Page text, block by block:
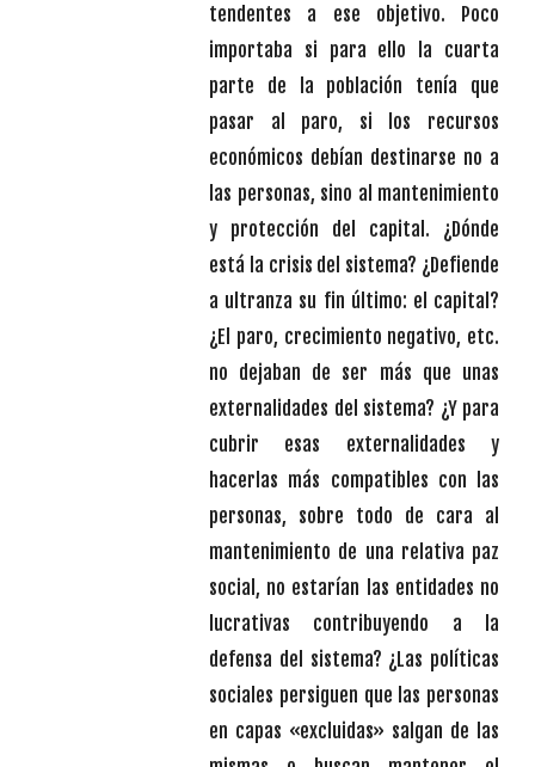
tendentes a ese objetivo. Poco
importaba si para ello la cuarta
parte de la población tenía que
pasar al paro, si los recursos
económicos debían destinarse no a
las personas, sino al mantenimiento
y protección del capital. ¿Dónde
está la crisis del sistema? ¿Defiende
a ultranza su fin último: el capital?
¿El paro, crecimiento negativo, etc.
no dejaban de ser más que unas
externalidades del sistema? ¿Y para
cubrir esas externalidades y
hacerlas más compatibles con las
personas, sobre todo de cara al
mantenimiento de una relativa paz
social, no estarían las entidades no
lucrativas contribuyendo a la
defensa del sistema? ¿Las políticas
sociales persiguen que las personas
en capas «excluidas» salgan de las